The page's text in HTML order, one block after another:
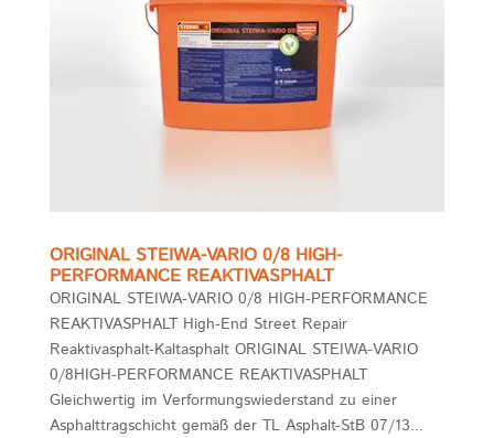
ORIGINAL STEIWA-VARIO 0/8 HIGH-
PERFORMANCE REAKTIVASPHALT
ORIGINAL STEIWA-VARIO 0/8 HIGH-PERFORMANCE
REAKTIVASPHALT High-End Street Repair
Reaktivasphalt-Kaltasphalt ORIGINAL STEIWA-VARIO
0/8HIGH-PERFORMANCE REAKTIVASPHALT
Gleichwertig im Verformungswiederstand zu einer
Asphalttragschicht gemäß der TL Asphalt-StB 07/13...